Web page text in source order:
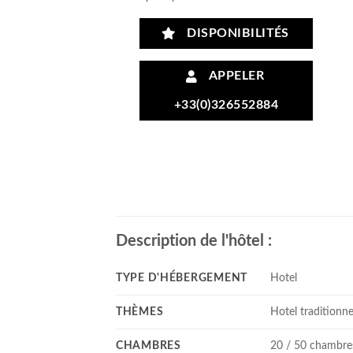
DISPONIBILITÉS
APPELER
+33(0)326552884
Description de l'hôtel :
TYPE D'HÉBERGEMENT Hotel
THÈMES Hotel
CHAMBRES 20 / 50